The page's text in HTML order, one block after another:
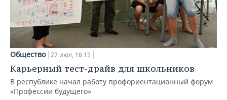
Общество 27 июл, 16:15
Карьерный тест-драйв для школьников
В республике начал работу профориентационный форум
«Профессии будущего»